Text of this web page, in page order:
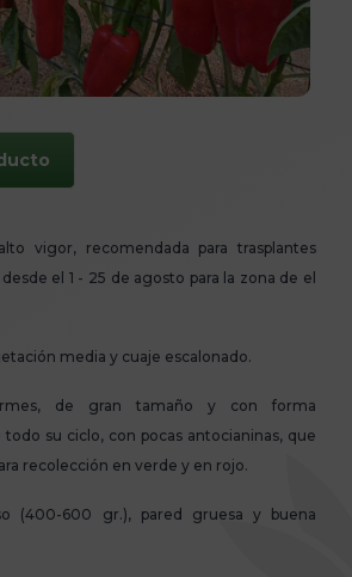
vigor, recomendada para trasplantes
el 1 - 25 de agosto para la zona de el
media y cuaje escalonado.
de gran tamaño y con forma
su ciclo, con pocas antocianinas, que
recolección en verde y en rojo.
(400-600 gr.), pared gruesa y buena